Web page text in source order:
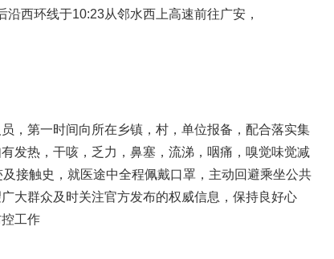
西环线于10:23从邻水西上高速前往广安，
，第一时间向所在乡镇，村，单位报备，配合落实集
发热，干咳，乏力，鼻塞，流涕，咽痛，嗅觉味觉减
接触史，就医途中全程佩戴口罩，主动回避乘坐公共
大群众及时关注官方发布的权威信息，保持良好心
工作